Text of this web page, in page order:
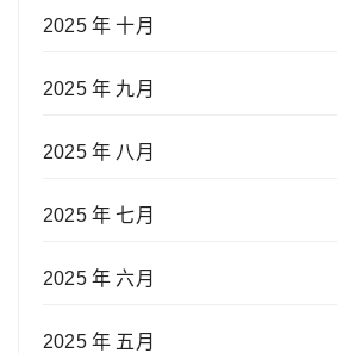
2025 年 十月
2025 年 九月
2025 年 八月
2025 年 七月
2025 年 六月
2025 年 五月